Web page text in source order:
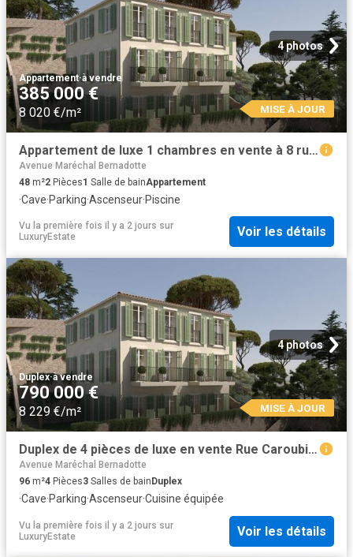
4 photos
Appartement·à vendre
385 000 €
8 020 €/m² MISE À JOUR
Appartement de luxe 1 chambres en vente à 8 rue Caroubier, Nice, Alpes Maritimes, Provence Alpes Côte d'Azur
Avenue Maréchal Bernadotte
48 m²2 Pièces1 Salle de bainAppartement
·Cave·Parking·Ascenseur·Piscine
Vu la première fois il y a 2 jours sur
LuxuryEstate
Voir les détails
4 photos
Duplex·à vendre
790 000 €
8 229 €/m² MISE À JOUR
Duplex de 4 pièces de luxe en vente Rue Caroubier, Nice, Alpes Maritimes, Provence Alpes Côte d'Azur
Avenue Maréchal Bernadotte
96 m²4 Pièces3 Salles de bain Duplex
·Cave·Parking·Ascenseur·Cuisine équipée
Vu la première fois il y a 2 jours sur
LuxuryEstate
Voir les détails